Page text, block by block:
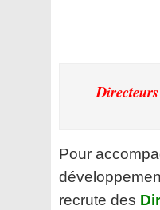
Directeurs
Pour
recrute des